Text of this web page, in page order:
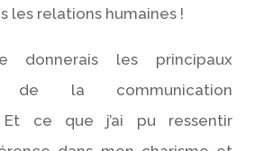
les relations humaines !
donnerais les principaux
de la communication
Et ce que j’ai pu ressentir